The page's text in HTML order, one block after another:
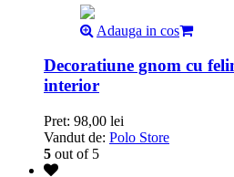
Adauga in cos
Decoratiune gnom cu
interior
Pret: 98,00 lei
Vandut de: Polo Store
5 out of 5